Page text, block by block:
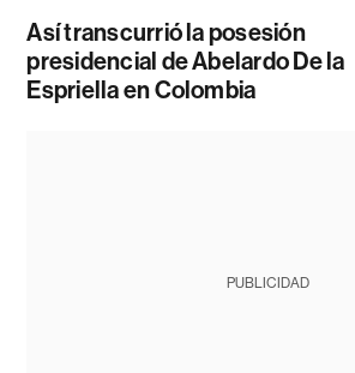
Así transcurrió la posesión
presidencial de Abelardo De la
Espriella en Colombia
PUBLICIDAD